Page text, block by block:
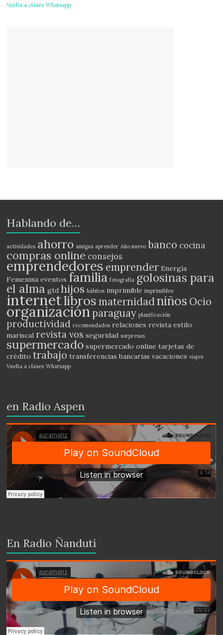
Vuelta a clases Whatsapp
Hablando de…
actividades ahorro amigas aprender Año nuevo banco cocina
compras online consejos
emprendedores emprender Energía
Femenina eventos familia fotografía golosinas para
el alma gtd hijos hábitos imprimible imprimibles
internetlibros maternidadniños Ocio
organizaciónparaguay planificación
productividad recomendados relaciones revista estilo
mariscal revista vos seguridad sorpresas
supermercado supermercado online tarjetas de
crédito trabajo transferencias bancarias vacaciones viajes
Vuelta a clases Whatsapp
en Radio Aspen
En Radio Ñandutí